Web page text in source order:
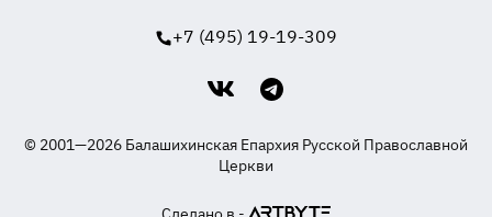
+7 (495) 19-19-309
© 2001—2026 Балашихинская Епархия Русской Православной
Церкви